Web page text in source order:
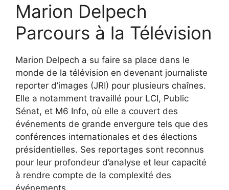
Marion Delpech
Parcours à la Télévision
Marion Delpech a su faire sa place dans le
monde de la télévision en devenant journaliste
reporter d’images (JRI) pour plusieurs chaînes.
Elle a notamment travaillé pour LCI, Public
Sénat, et M6 Info, où elle a couvert des
événements de grande envergure tels que des
conférences internationales et des élections
présidentielles. Ses reportages sont reconnus
pour leur profondeur d’analyse et leur capacité
à rendre compte de la complexité des
événements.